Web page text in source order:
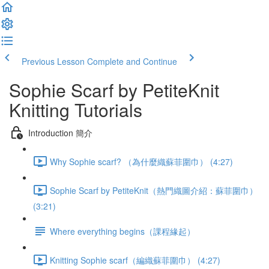
Previous Lesson Complete and Continue
Sophie Scarf by PetiteKnit
Knitting Tutorials
Introduction 簡介
Why Sophie scarf? （為什麼織蘇菲圍巾） (4:27)
Sophie Scarf by PetiteKnit（熱門織圖介紹：蘇菲圍巾）
(3:21)
Where everything begins（課程緣起）
Knitting Sophie scarf（編織蘇菲圍巾） (4:27)